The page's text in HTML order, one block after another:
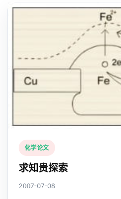
化学论文
求知贵探索
2007-07-08